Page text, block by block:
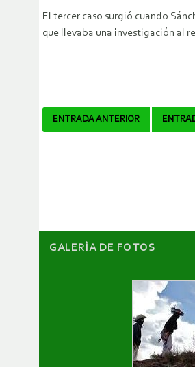
El tercer caso surgió cuando
que llevaba una investigación al
Navegador
ENTRADA ANTERIOR
GALERÌA DE FOTOS